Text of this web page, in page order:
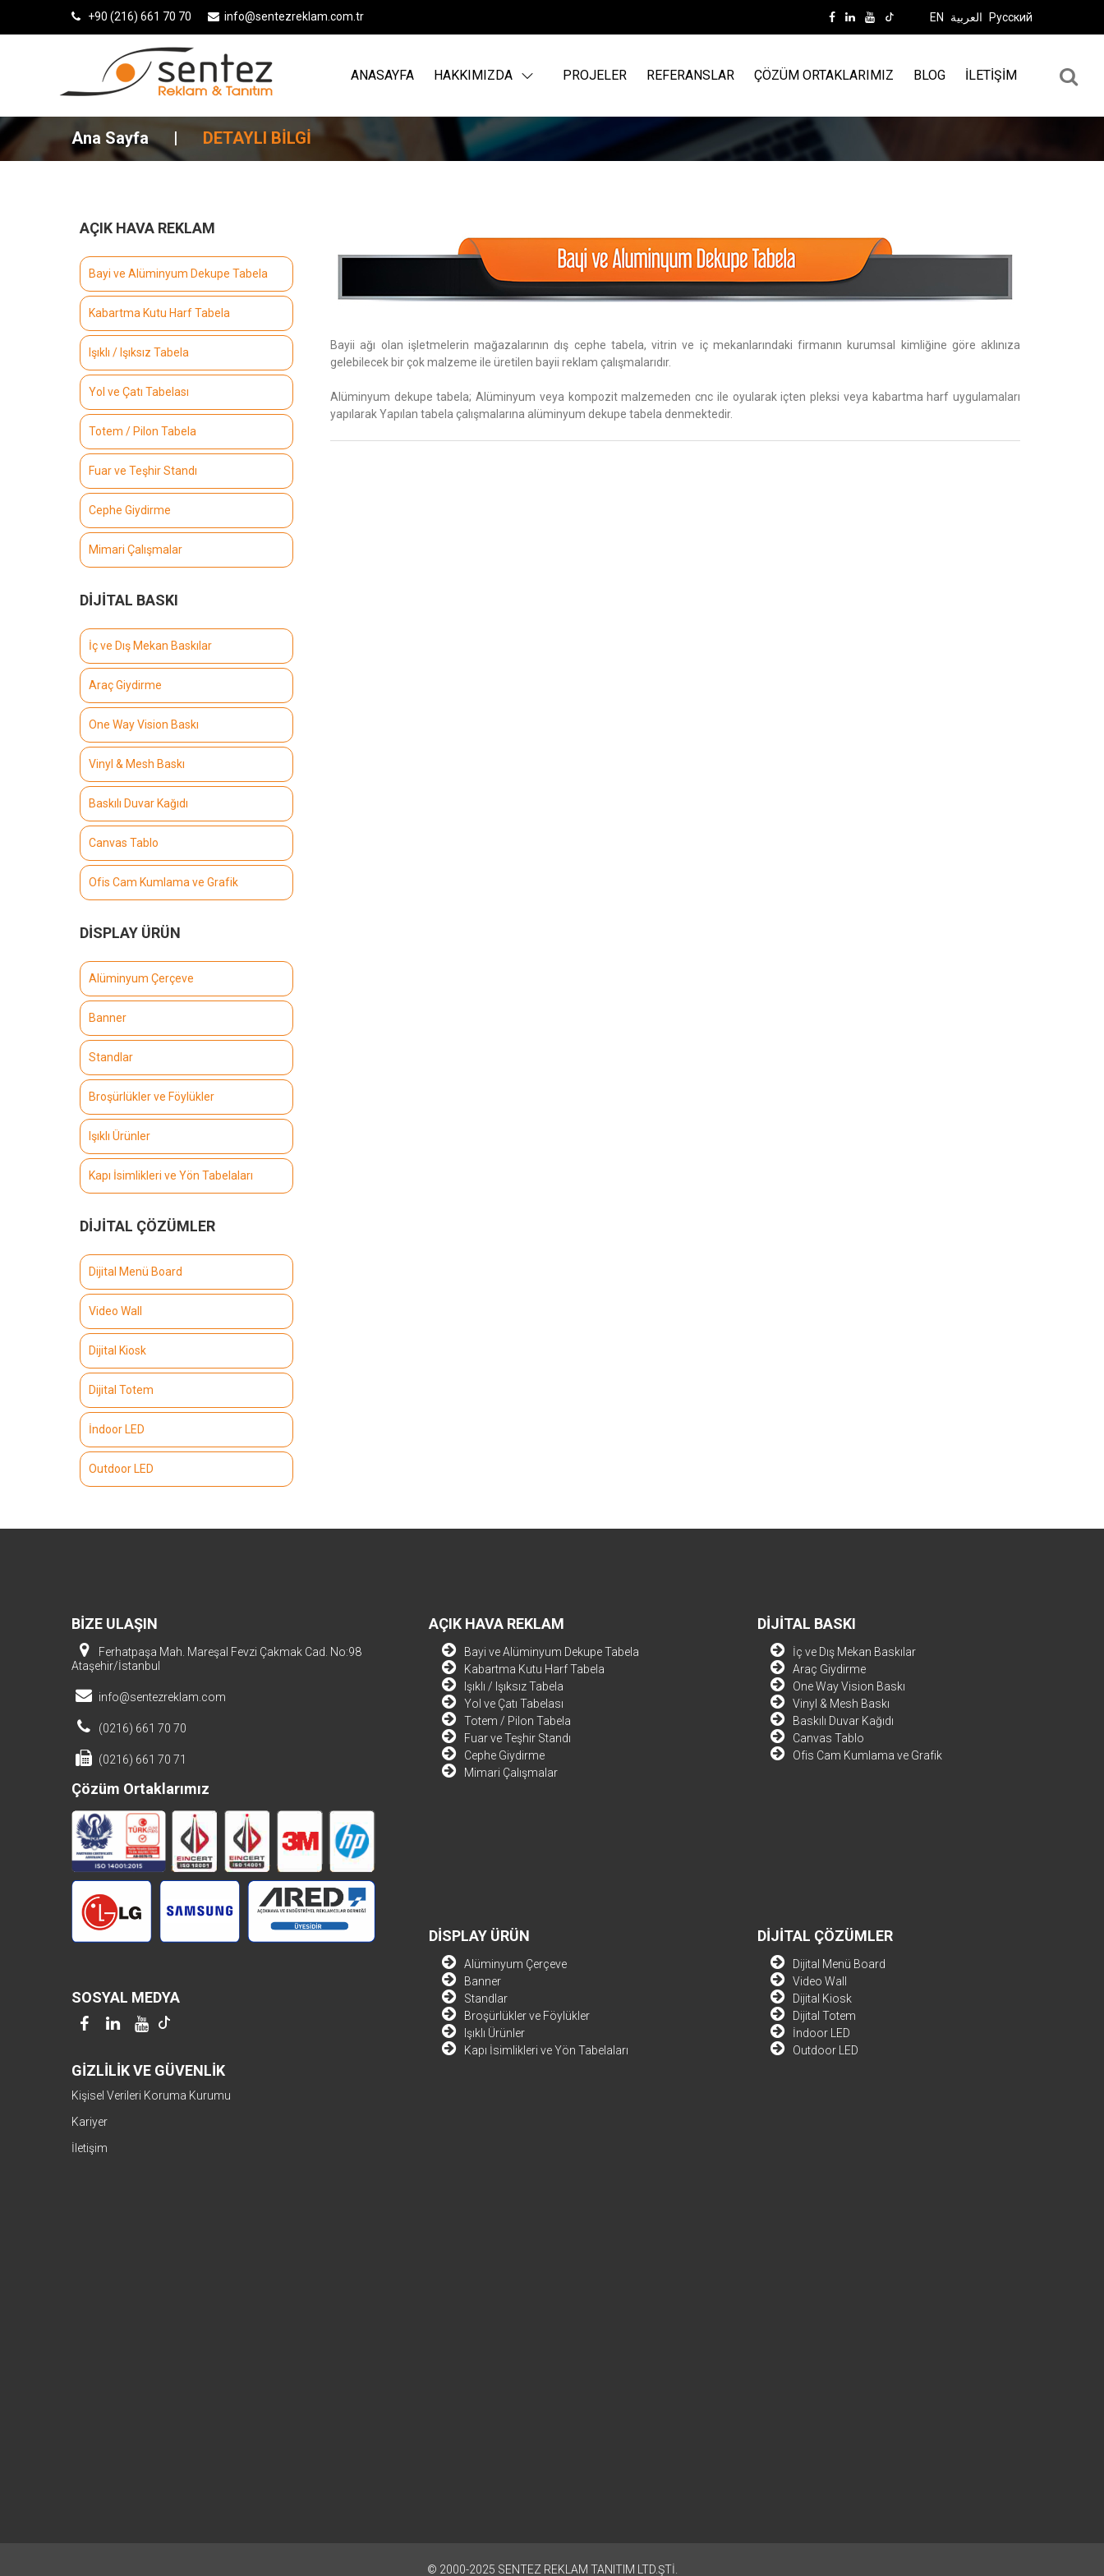
+90 (216) 661 70 70 info@sentezreklam.com.tr EN Русский
ANASAYFA HAKKIMIZDA PROJELER REFERANSLAR ÇÖZÜM ORTAKLARIMIZ BLOG İLETİŞİM
Ana Sayfa | DETAYLI BİLGİ
AÇIK HAVA REKLAM
Bayi ve Alüminyum Dekupe Tabela
Kabartma Kutu Harf Tabela
Işıklı / Işıksız Tabela
Yol ve Çatı Tabelası
Totem / Pilon Tabela
Fuar ve Teşhir Standı
Cephe Giydirme
Mimari Çalışmalar
DİJİTAL BASKI
İç ve Dış Mekan Baskılar
Araç Giydirme
One Way Vision Baskı
Vinyl & Mesh Baskı
Baskılı Duvar Kağıdı
Canvas Tablo
Ofis Cam Kumlama ve Grafik
DİSPLAY ÜRÜN
Alüminyum Çerçeve
Banner
Standlar
Broşürlükler ve Föylükler
Işıklı Ürünler
Kapı İsimlikleri ve Yön Tabelaları
DİJİTAL ÇÖZÜMLER
Dijital Menü Board
Video Wall
Dijital Kiosk
Dijital Totem
İndoor LED
Outdoor LED
Bayii ağı olan işletmelerin mağazalarının dış cephe tabela, vitrin ve iç mekanlarındaki firmanın kurumsal kimliğine göre aklınıza
gelebilecek bir çok malzeme ile üretilen bayii reklam çalışmalarıdır.
Alüminyum dekupe tabela; Alüminyum veya kompozit malzemeden cnc ile oyularak içten pleksi veya kabartma harf uygulamaları
yapılarak Yapılan tabela çalışmalarına alüminyum dekupe tabela denmektedir.
BİZE ULAŞIN
Ferhatpaşa Mah. Mareşal Fevzi Çakmak Cad. No:98
Ataşehir/İstanbul
info@sentezreklam.com
(0216) 661 70 70
(0216) 661 70 71
Çözüm Ortaklarımız
SOSYAL MEDYA
GİZLİLİK VE GÜVENLİK
Kişisel Verileri Koruma Kurumu
Kariyer
İletişim
AÇIK HAVA REKLAM
Bayi ve Alüminyum Dekupe Tabela
Kabartma Kutu Harf Tabela
Işıklı / Işıksız Tabela
Yol ve Çatı Tabelası
Totem / Pilon Tabela
Fuar ve Teşhir Standı
Cephe Giydirme
Mimari Çalışmalar
DİJİTAL BASKI
İç ve Dış Mekan Baskılar
Araç Giydirme
One Way Vision Baskı
Vinyl & Mesh Baskı
Baskılı Duvar Kağıdı
Canvas Tablo
Ofis Cam Kumlama ve Grafik
DİSPLAY ÜRÜN
Alüminyum Çerçeve
Banner
Standlar
Broşürlükler ve Föylükler
Işıklı Ürünler
Kapı İsimlikleri ve Yön Tabelaları
DİJİTAL ÇÖZÜMLER
Dijital Menü Board
Video Wall
Dijital Kiosk
Dijital Totem
İndoor LED
Outdoor LED
© 2000-2025 SENTEZ REKLAM TANITIM LTD.ŞTİ.